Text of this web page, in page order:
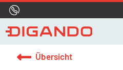
Übersicht